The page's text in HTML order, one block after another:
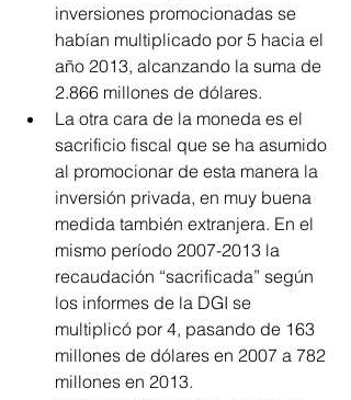
inversiones promocionadas se
habían multiplicado por 5 hacia el
año 2013, alcanzando la suma de
2.866 millones de dólares.
La otra cara de la moneda es el
sacrificio fiscal que se ha asumido
al promocionar de esta manera la
inversión privada, en muy buena
medida también extranjera. En el
mismo período 2007-2013 la
recaudación “sacrificada” según
los informes de la DGI se
multiplicó por 4, pasando de 163
millones de dólares en 2007 a 782
millones en 2013.